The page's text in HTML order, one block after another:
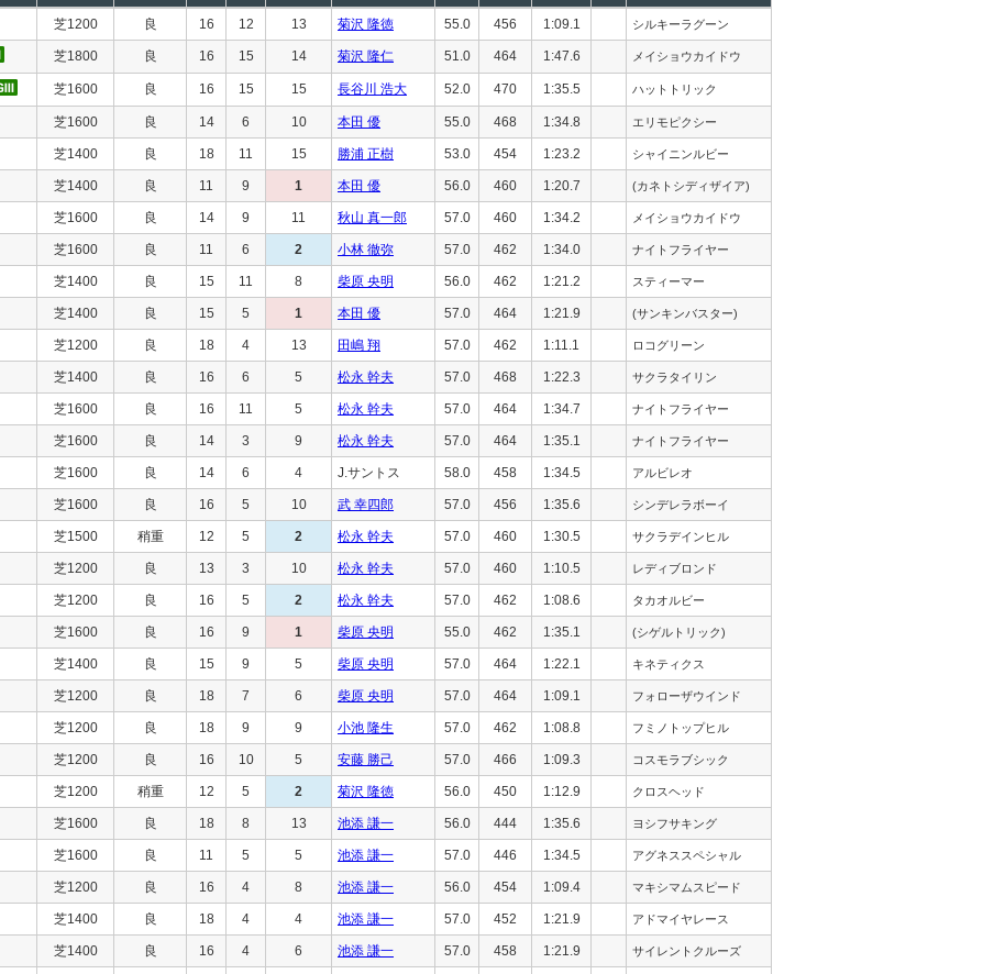
芝1200 良 16 12 13 菊沢 隆徳 55.0 456 1:09.1 シルキーラグーン
芝1800 良 16 15 14 菊沢 隆仁 51.0 464 1:47.6 メイショウカイドウ
芝1600 良 16 15 15 長谷川 浩大 52.0 470 1:35.5 ハットトリック
芝1600 良 14 6 10 本田 優 55.0 468 1:34.8 エリモピクシー
芝1400 良 18 11 15 勝浦 正樹 53.0 454 1:23.2 シャイニンルビー
芝1400 良 11 9 1 本田 優 56.0 460 1:20.7 (カネトシディザイア)
芝1600 良 14 9 11 秋山 真一郎 57.0 460 1:34.2 メイショウカイドウ
芝1600 良 11 6 2 小林 徹弥 57.0 462 1:34.0 ナイトフライヤー
芝1400 良 15 11 8 柴原 央明 56.0 462 1:21.2 スティーマー
芝1400 良 15 5 1 本田 優 57.0 464 1:21.9 (サンキンバスター)
芝1200 良 18 4 13 田嶋 翔 57.0 462 1:11.1 ロコグリーン
芝1400 良 16 6 5 松永 幹夫 57.0 468 1:22.3 サクラタイリン
芝1600 良 16 11 5 松永 幹夫 57.0 464 1:34.7 ナイトフライヤー
芝1600 良 14 3 9 松永 幹夫 57.0 464 1:35.1 ナイトフライヤー
芝1600 良 14 6 4 J.サントス 58.0 458 1:34.5 アルビレオ
芝1600 良 16 5 10 武 幸四郎 57.0 456 1:35.6 シンデレラボーイ
芝1500 稍重 12 5 2 松永 幹夫 57.0 460 1:30.5 サクラデインヒル
芝1200 良 13 3 10 松永 幹夫 57.0 460 1:10.5 レディブロンド
芝1200 良 16 5 2 松永 幹夫 57.0 462 1:08.6 タカオルビー
芝1600 良 16 9 1 柴原 央明 55.0 462 1:35.1 (シゲルトリック)
芝1400 良 15 9 5 柴原 央明 57.0 464 1:22.1 キネティクス
芝1200 良 18 7 6 柴原 央明 57.0 464 1:09.1 フォローザウインド
芝1200 良 18 9 9 小池 隆生 57.0 462 1:08.8 フミノトップヒル
芝1200 良 16 10 5 安藤 勝己 57.0 466 1:09.3 コスモラブシック
芝1200 稍重 12 5 2 菊沢 隆徳 56.0 450 1:12.9 クロスヘッド
芝1600 良 18 8 13 池添 謙一 56.0 444 1:35.6 ヨシフサキング
芝1600 良 11 5 5 池添 謙一 57.0 446 1:34.5 アグネススペシャル
芝1200 良 16 4 8 池添 謙一 56.0 454 1:09.4 マキシマムスピード
芝1400 良 18 4 4 池添 謙一 57.0 452 1:21.9 アドマイヤレース
芝1400 良 16 4 6 池添 謙一 57.0 458 1:21.9 サイレントクルーズ